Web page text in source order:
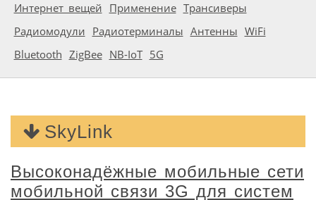
Интернет вещей Применение Трансиверы
Радиомодули Радиотерминалы Антенны WiFi
Bluetooth ZigBee NB-IoT 5G
SkyLink
Высоконадёжные мобильные сети
мобильной связи 3G для систем